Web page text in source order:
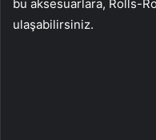
bu aksesuarlara, Rolls-
ulaşabilirsiniz.